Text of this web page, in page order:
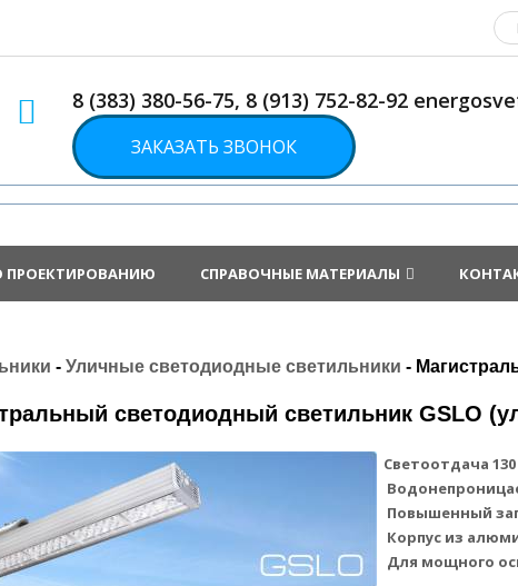
8 (383) 380-56-75, 8 (913) 752-82-92
ЗАКАЗАТЬ ЗВОНОК
ПРОЕКТИРОВАНИЮ СПРАВОЧНЫЕ МАТЕРИАЛЫ
-Уличные светодиодные светильники -
светодиодный светильник GSLO
Светоотдача
Повышенный
Корпус из
Для мощного